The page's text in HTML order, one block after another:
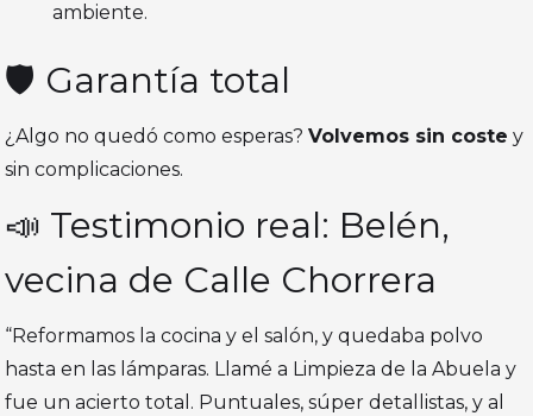
ambiente.
🛡️ Garantía total
¿Algo no quedó como esperas?Volvemos sin coste y
sin complicaciones.
📣 Testimonio real: Belén,
vecina de Calle Chorrera
“Reformamos la cocina y el salón, y quedaba polvo
hasta en las lámparas. Llamé a Limpieza de la Abuela y
fue un acierto total. Puntuales, súper detallistas, y al